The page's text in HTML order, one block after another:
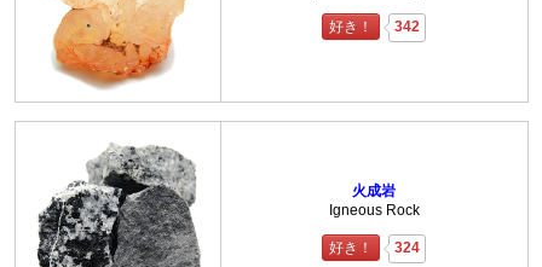
好き！ 342
火成岩
Igneous Rock
好き！ 324